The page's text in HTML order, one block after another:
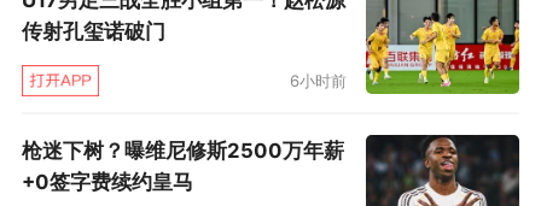
勇，德约科维奇现在将把注意力转向法网，他的
目标是赢得破纪录的第25个大满贯。他的首轮对
手将是美国选手麦克唐纳德。
附表一：德约百冠解析：
传射孔玺诺破门
6小时前
枪迷下树？曝维尼修斯2500万年薪
+0签字费续约皇马